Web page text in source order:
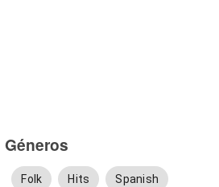
Géneros
Folk Hits Spanish